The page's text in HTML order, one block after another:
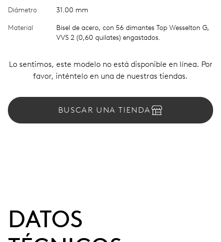
Diámetro 31.00 mm
Material
Bisel de acero, con 56 dimantes Top Wesselton G,
VVS 2 (0,60 quilates) engastados.
Lo sentimos, este modelo no está disponible en línea. Por
favor, inténtelo en una de nuestras tiendas.
BUSCAR UNA TIENDA
DATOS